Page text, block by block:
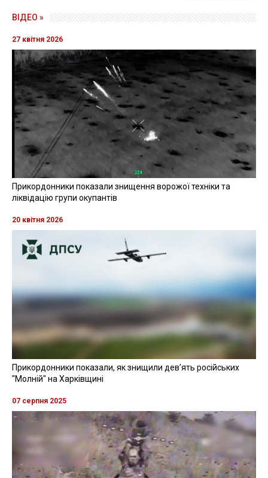
ВІДЕО »
27 квітня 2026
Прикордонники показали знищення ворожої техніки та
ліквідацію групи окупантів
20 квітня 2026
Прикордонники показали, як знищили девʼять російських
"Молній" на Харківщині
07 серпня 2025